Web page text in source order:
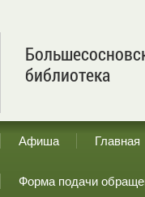
библиотека
Афиша Главная
Форма подачи